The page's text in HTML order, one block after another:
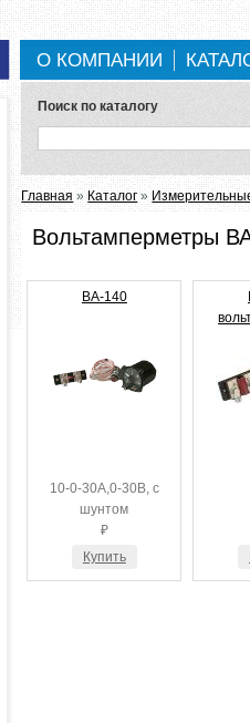
О КОМПАНИИ
Поиск по каталогу
Вы здесь
Главная»Каталог »
Вольтамперметры
ВА-140
10-0-30А,0-30В, с
шунтом
₽
Купить